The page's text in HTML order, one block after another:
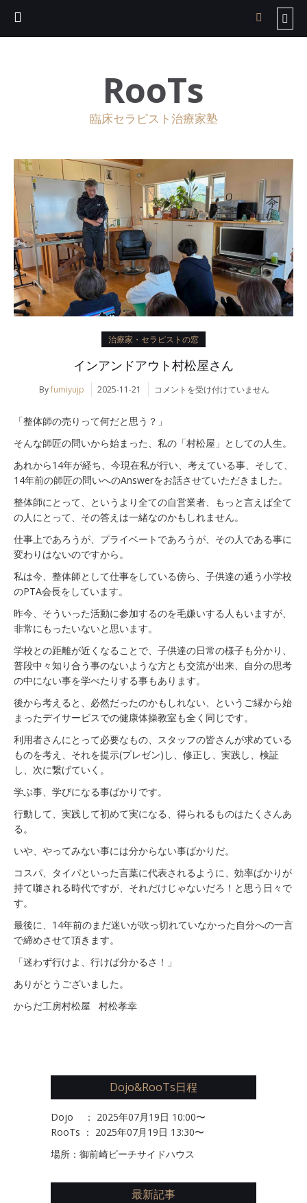
RooTs
臨床セラピスト治療家塾
治療家・セラピストの窓
インアンドアウト村松屋さん
Byfumiyujp 2025-11-21
イ
ア
ン
ド
ウ
ト
松
屋
ん
コメントを受け付けていません
「整体師の売りって何だと思う？」
そんな師匠の問いから始まった、私の「村松屋」としての人生。
あれから14年が経ち、今現在私が行い、考えている事、そして、
14年前の師匠の問いへのAnswerをお話させていただきました。
整体師にとって、というより全ての自営業者、もっと言えば全て
の人にとって、その答えは一緒なのかもしれません。
仕事上であろうが、プライベートであろうが、その人である事に
変わりはないのですから。
私は今、整体師として仕事をしている傍ら、子供達の通う小学校
のPTA会長をしています。
昨今、そういった活動に参加するのを毛嫌いする人もいますが、
非常にもったいないと思います。
学校との距離が近くなることで、子供達の日常の様子も分かり、
普段中々知り合う事のないような方とも交流が出来、自分の思考
の中にない事を学べたりする事もあります。
後から考えると、必然だったのかもしれない、というご縁から始
まったデイサービスでの健康体操教室も全く同じです。
利用者さんにとって必要なもの、スタッフの皆さんが求めている
ものを考え、それを提示(プレゼン)し、修正し、実践し、検証
し、次に繋げていく。
学ぶ事、学びになる事ばかりです。
行動して、実践して初めて実になる、得られるものはたくさんあ
る。
いや、やってみない事には分からない事ばかりだ。
コスパ、タイパといった言葉に代表されるように、効率ばかりが
持て囃される時代ですが、それだけじゃないだろ！と思う日々で
す。
最後に、14年前のまだ迷いが吹っ切れていなかった自分への一言
で締めさせて頂きます。
「迷わず行けよ、行けば分かるさ！」
ありがとうございました。
からだ工房村松屋 村松孝幸
Dojo&RooTs日程
Dojo ： 2025年07月19日 10:00〜
RooTs ： 2025年07月19日 13:30〜
場所：御前崎ビーチサイドハウス
最新記事